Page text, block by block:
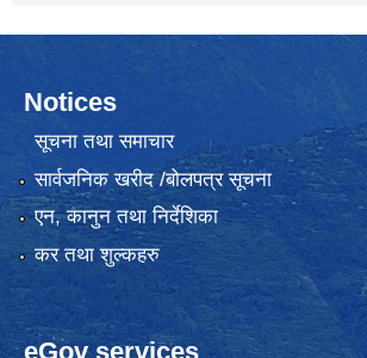
Notices
सूचना तथा समाचार
सार्वजनिक खरीद /बोलपत्र सूचना
एन, कानुन तथा निर्देशिका
कर तथा शुल्कहरु
eGov services